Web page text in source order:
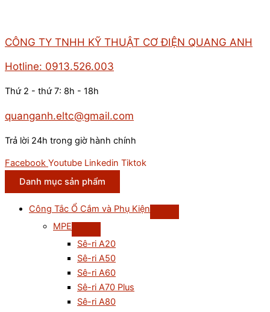
CÔNG TY TNHH KỸ THUẬT CƠ ĐIỆN QUANG ANH
Hotline: 0913.526.003
Thứ 2 - thứ 7: 8h - 18h
quanganh.eltc@gmail.com
Trả lời 24h trong giờ hành chính
Facebook Youtube Linkedin Tiktok
Danh mục sản phẩm
Công Tắc Ổ Cắm và Phụ Kiện
MPE
Sê-ri A20
Sê-ri A50
Sê-ri A60
Sê-ri A70 Plus
Sê-ri A80